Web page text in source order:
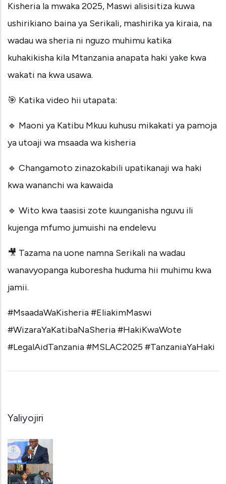
Kisheria la mwaka 2025, Maswi alisisitiza kuwa
ushirikiano baina ya Serikali, mashirika ya kiraia, na
wadau wa sheria ni nguzo muhimu katika
kuhakikisha kila Mtanzania anapata haki yake kwa
wakati na kwa usawa.
🎯 Katika video hii utapata:
🔹 Maoni ya Katibu Mkuu kuhusu mikakati ya pamoja
ya utoaji wa msaada wa kisheria
🔹 Changamoto zinazokabili upatikanaji wa haki
kwa wananchi wa kawaida
🔹 Wito kwa taasisi zote kuunganisha nguvu ili
kujenga mfumo jumuishi na endelevu
🎥 Tazama na uone namna Serikali na wadau
wanavyopanga kuboresha huduma hii muhimu kwa
jamii.
#MsaadaWaKisheria#EliakimMaswi
#WizaraYaKatibaNaSheria#HakiKwaWote
#LegalAidTanzania#MSLAC2025 #TanzaniaYaHaki
Yaliyojiri